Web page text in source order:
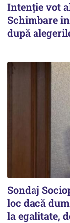
Intenție vot
Schimbare
după
Sondaj
loc dacă
la egalitate,